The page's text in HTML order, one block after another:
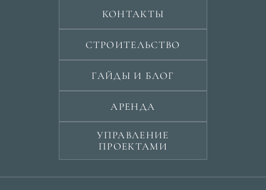
КОНТАКТЫ
СТРОИТЕЛЬСТВО
ГАЙДЫ И БЛОГ
АРЕНДА
УПРАВЛЕНИЕ
ПРОЕКТАМИ